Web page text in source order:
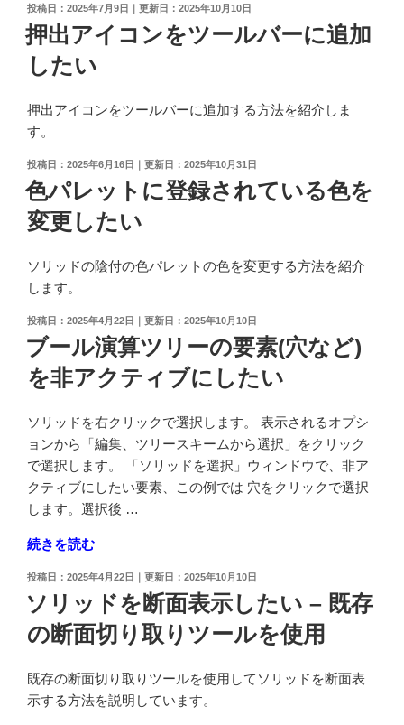
ジ
ェ
ク
の
ギ
ッ
プ
を
修
す
る
方
法"
の
投
稿
日:
2025年7月9日 2025年10月10日
押出アイコンをツールバーに追加
したい
押出アイコンをツールバーに追加する方法を紹介しま
す。
投
稿
日:
2025年6月16日 2025年10月31日
色パレットに登録されている色を
変更したい
ソリッドの陰付の色パレットの色を変更する方法を紹介
します。
投
日:
2025年4月22日 2025年10月10日
ブール演算ツリーの要素(穴など)
を非アクティブにしたい
ソリッドを右クリックで選択します。 表示されるオプシ
ョンから「編集、ツリースキームから選択」をクリック
で選択します。 「ソリッドを選択」ウィンドウで、非ア
クティブにしたい要素、この例では 穴をクリックで選択
します。選択後 …
"ブ
ル
演
算
リ
ー
続きを読む
投
日:
2025年4月22日 2025年10月10日
ソリッドを断面表示したい – 既存
の断面切り取りツールを使用
既存の断面切り取りツールを使用してソリッドを断面表
示する方法を説明しています。